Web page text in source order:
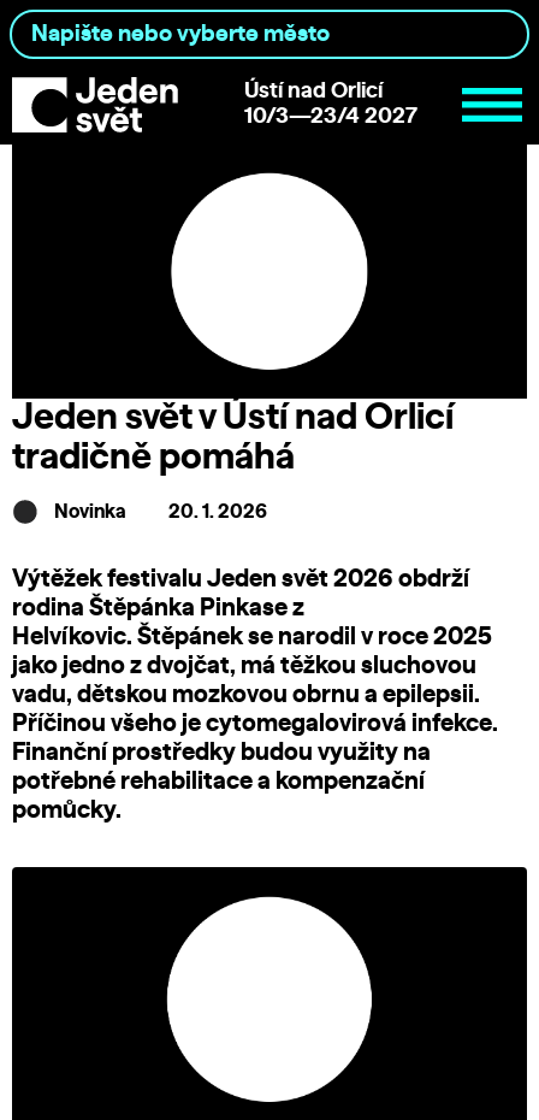
Ústí nad Orlicí
10/3—23/4 2027
Jeden svět v Ústí nad Orlicí
tradičně pomáhá
Novinka 20. 1. 2026
Výtěžek festivalu Jeden svět 2026 obdrží
rodina Štěpánka Pinkase z
Helvíkovic. Štěpánek se narodil v roce 2025
jako jedno z dvojčat, má těžkou sluchovou
vadu, dětskou mozkovou obrnu a epilepsii.
Příčinou všeho je cytomegalovirová infekce.
Finanční prostředky budou využity na
potřebné rehabilitace a kompenzační
pomůcky.